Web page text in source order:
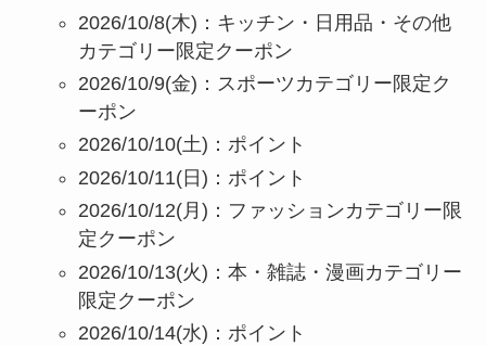
2026/10/8(木)：キッチン・日用品・その他
カテゴリー限定クーポン
2026/10/9(金)：スポーツカテゴリー限定ク
ーポン
2026/10/10(土)：ポイント
2026/10/11(日)：ポイント
2026/10/12(月)：ファッションカテゴリー限
定クーポン
2026/10/13(火)：本・雑誌・漫画カテゴリー
限定クーポン
2026/10/14(水)：ポイント